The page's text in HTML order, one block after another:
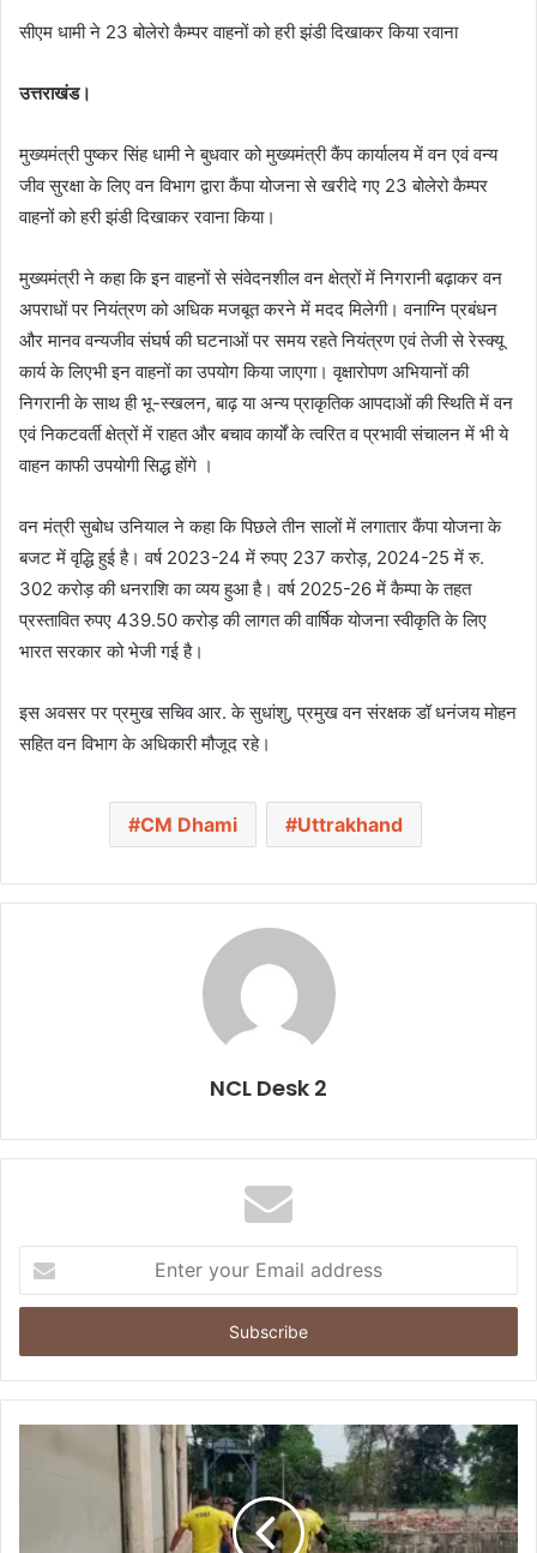
सीएम धामी ने 23 बोलेरो कैम्पर वाहनों को हरी झंडी दिखाकर किया रवाना
उत्तराखंड।
मुख्यमंत्री पुष्कर सिंह धामी ने बुधवार को मुख्यमंत्री कैंप कार्यालय में वन एवं वन्य
जीव सुरक्षा के लिए वन विभाग द्वारा कैंपा योजना से खरीदे गए 23 बोलेरो कैम्पर
वाहनों को हरी झंडी दिखाकर रवाना किया।
मुख्यमंत्री ने कहा कि इन वाहनों से संवेदनशील वन क्षेत्रों में निगरानी बढ़ाकर वन
अपराधों पर नियंत्रण को अधिक मजबूत करने में मदद मिलेगी। वनाग्नि प्रबंधन
और मानव वन्यजीव संघर्ष की घटनाओं पर समय रहते नियंत्रण एवं तेजी से रेस्क्यू
कार्य के लिएभी इन वाहनों का उपयोग किया जाएगा। वृक्षारोपण अभियानों की
निगरानी के साथ ही भू-स्खलन, बाढ़ या अन्य प्राकृतिक आपदाओं की स्थिति में वन
एवं निकटवर्ती क्षेत्रों में राहत और बचाव कार्यों के त्वरित व प्रभावी संचालन में भी ये
वाहन काफी उपयोगी सिद्ध होंगे ।
वन मंत्री सुबोध उनियाल ने कहा कि पिछले तीन सालों में लगातार कैंपा योजना के
बजट में वृद्धि हुई है। वर्ष 2023-24 में रुपए 237 करोड़, 2024-25 में रु.
302 करोड़ की धनराशि का व्यय हुआ है। वर्ष 2025-26 में कैम्पा के तहत
प्रस्तावित रुपए 439.50 करोड़ की लागत की वार्षिक योजना स्वीकृति के लिए
भारत सरकार को भेजी गई है।
इस अवसर पर प्रमुख सचिव आर. के सुधांशु, प्रमुख वन संरक्षक डॉ धनंजय मोहन
सहित वन विभाग के अधिकारी मौजूद रहे।
CM Dhami Uttrakhand
NCL Desk 2
t
r
y